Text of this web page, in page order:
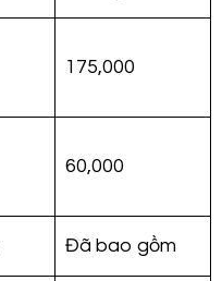
175,000
60,000
Đã bao gồm